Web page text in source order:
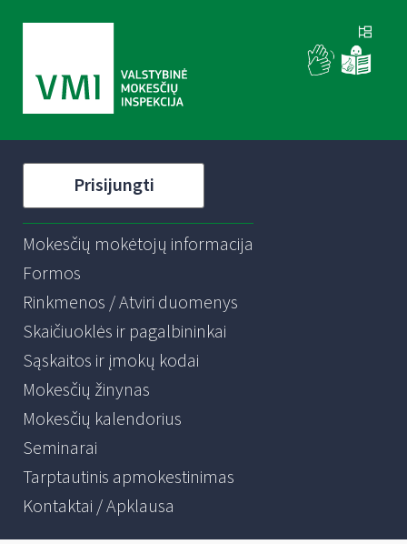
Prisijungti
Mokesčių mokėtojų informacija
Formos
Rinkmenos / Atviri duomenys
Skaičiuoklės ir pagalbininkai
Sąskaitos ir įmokų kodai
Mokesčių žinynas
Mokesčių kalendorius
Seminarai
Tarptautinis apmokestinimas
Kontaktai / Apklausa